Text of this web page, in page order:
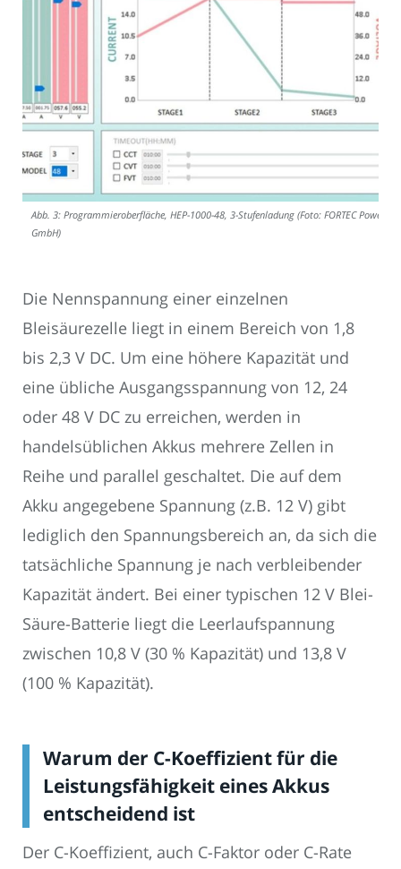
Abb. 3: Programmieroberfläche, HEP-1000-48, 3-Stufenladung (Foto: FORTEC Power
GmbH)
Die Nennspannung einer einzelnen
Bleisäurezelle liegt in einem Bereich von 1,8
bis 2,3 V DC. Um eine höhere Kapazität und
eine übliche Ausgangsspannung von 12, 24
oder 48 V DC zu erreichen, werden in
handelsüblichen Akkus mehrere Zellen in
Reihe und parallel geschaltet. Die auf dem
Akku angegebene Spannung (z.B. 12 V) gibt
lediglich den Spannungsbereich an, da sich die
tatsächliche Spannung je nach verbleibender
Kapazität ändert. Bei einer typischen 12 V Blei-
Säure-Batterie liegt die Leerlaufspannung
zwischen 10,8 V (30 % Kapazität) und 13,8 V
(100 % Kapazität).
Warum der C-Koeffizient für die
Leistungsfähigkeit eines Akkus
entscheidend ist
Der C-Koeffizient, auch C-Faktor oder C-Rate